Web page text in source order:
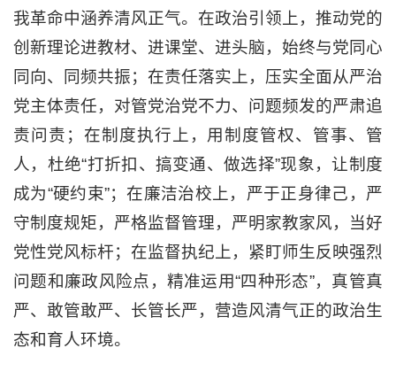
我革命中涵养清风正气。在政治引领上，推动党的
创新理论进教材、进课堂、进头脑，始终与党同心
同向、同频共振；在责任落实上，压实全面从严治
党主体责任，对管党治党不力、问题频发的严肃追
责问责；在制度执行上，用制度管权、管事、管
人，杜绝“打折扣、搞变通、做选择”现象，让制度
成为“硬约束”；在廉洁治校上，严于正身律己，严
守制度规矩，严格监督管理，严明家教家风，当好
党性党风标杆；在监督执纪上，紧盯师生反映强烈
问题和廉政风险点，精准运用“四种形态”，真管真
严、敢管敢严、长管长严，营造风清气正的政治生
态和育人环境。